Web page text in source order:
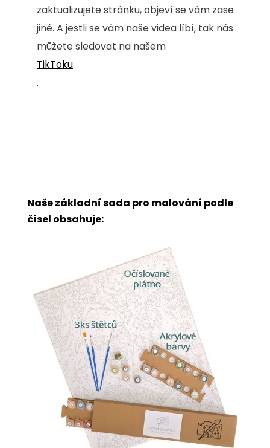
zaktualizujete stránku, objeví se vám zase
jiné. A jestli se vám naše videa líbí, tak nás
můžete sledovat na našem
TikToku
.
Naše základní sada pro malování podle
čísel obsahuje: